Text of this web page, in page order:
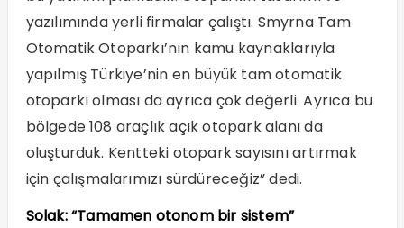
yazılımında yerli firmalar çalıştı. Smyrna Tam
Otomatik Otoparkı’nın kamu kaynaklarıyla
yapılmış Türkiye’nin en büyük tam otomatik
otoparkı olması da ayrıca çok değerli. Ayrıca bu
bölgede 108 araçlık açık otopark alanı da
oluşturduk. Kentteki otopark sayısını artırmak
için çalışmalarımızı sürdüreceğiz” dedi.
Solak: “Tamamen otonom bir sistem”